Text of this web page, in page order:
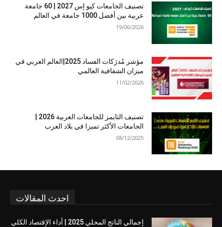
تصنيف الجامعات كيو إس 2027 | 60 جامعة
عربية بين أفضل 1000 جامعة في العالم
19/06/2026
مؤشر مُدرَكات الفساد 2025|العالم العربي في
ميزان الشفافية العالمي
11/02/2026
الجامعات الأكثر تميزا في بلاد العرب
08/12/2025
احدث المقالات
إجمالي الناتج المحلي 2025 | أداء الإقتصاد الكلي